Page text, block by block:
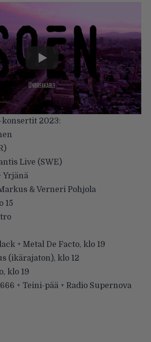
konsertit 2023:
Live (SWE)
Yrjänä
& Verneri Pohjola
15
+ Metal De Facto, klo 19
(ikärajaton), klo 12
klo 19
+ Teini-pää + Radio Supernova